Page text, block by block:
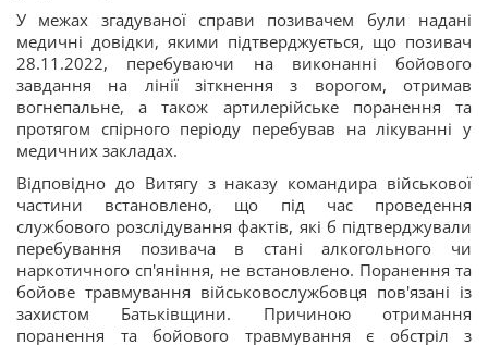
У межах згадуваної справи позивачем були надані
медичні довідки, якими підтверджується, що позивач
28.11.2022, перебуваючи на виконанні бойового
завдання на лінії зіткнення з ворогом, отримав
вогнепальне, а також артилерійське поранення та
протягом спірного періоду перебував на лікуванні у
медичних закладах.
Відповідно до Витягу з наказу командира військової
частини встановлено, що під час проведення
службового розслідування фактів, які б підтверджували
перебування позивача в стані алкогольного чи
наркотичного сп'яніння, не встановлено. Поранення та
бойове травмування військовослужбовця пов'язані із
захистом Батьківщини. Причиною отримання
поранення та бойового травмування є обстріл з